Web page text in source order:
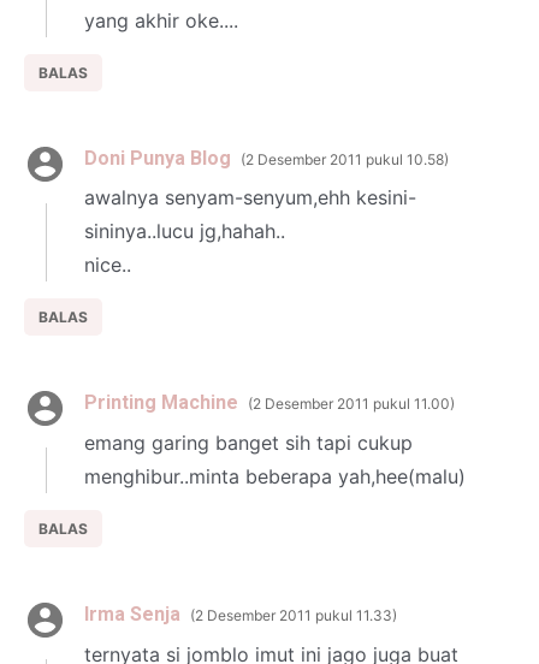
yang akhir oke....
BALAS
Doni Punya Blog 2 Desember 2011 pukul 10.58
awalnya senyam-senyum,ehh kesini-
sininya..lucu jg,hahah..
nice..
BALAS
Printing Machine 2 Desember 2011 pukul 11.00
emang garing banget sih tapi cukup
menghibur..minta beberapa yah,hee(malu)
BALAS
Irma Senja 2 Desember 2011 pukul 11.33
ternyata si jomblo imut ini jago juga buat